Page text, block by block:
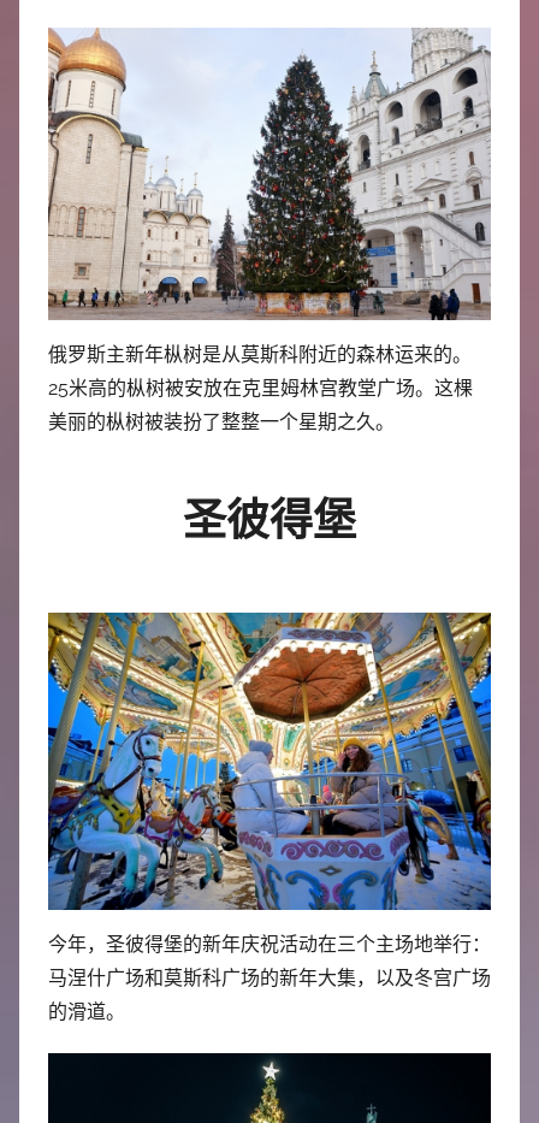
俄罗斯主新年枞树是从莫斯科附近的森林运来的。
25米高的枞树被安放在克里姆林宫教堂广场。这棵
美丽的枞树被装扮了整整一个星期之久。
圣彼得堡
今年，圣彼得堡的新年庆祝活动在三个主场地举行：
马涅什广场和莫斯科广场的新年大集，以及冬宫广场
的滑道。